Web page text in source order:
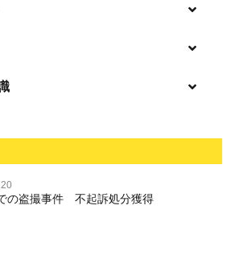
姦
助交際
せつ，わいせつ物頒布，淫
・リベンジポルノ
グ
行為等
事件
切に知ることで不安や悩みを解消する
・保釈を望むときにすべきこと
したい
に進めるためには
：強制わいせつ，準強制わいせつ），
交通事故
特色
件
の盗撮事件 不起訴処分獲得